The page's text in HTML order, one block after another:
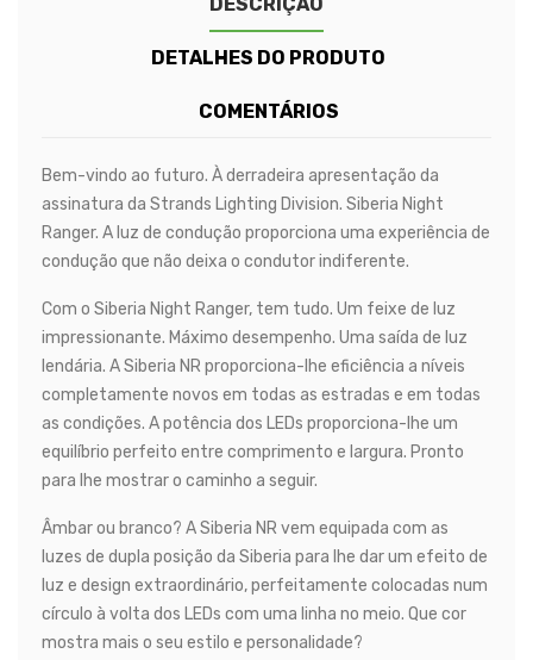
DETALHES DO PRODUTO
COMENTÁRIOS
Bem-vindo ao futuro. À derradeira apresentação da
assinatura da Strands Lighting Division. Siberia Night
Ranger. A luz de condução proporciona uma experiência de
condução que não deixa o condutor indiferente.
Com o Siberia Night Ranger, tem tudo. Um feixe de luz
impressionante. Máximo desempenho. Uma saída de luz
lendária. A Siberia NR proporciona-lhe eficiência a níveis
completamente novos em todas as estradas e em todas
as condições. A potência dos LEDs proporciona-lhe um
equilíbrio perfeito entre comprimento e largura. Pronto
para lhe mostrar o caminho a seguir.
Âmbar ou branco? A Siberia NR vem equipada com as
luzes de dupla posição da Siberia para lhe dar um efeito de
luz e design extraordinário, perfeitamente colocadas num
círculo à volta dos LEDs com uma linha no meio. Que cor
mostra mais o seu estilo e personalidade?